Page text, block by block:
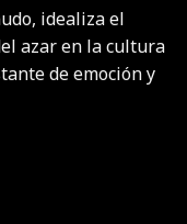
idealiza el
azar en la cultura
de emoción y